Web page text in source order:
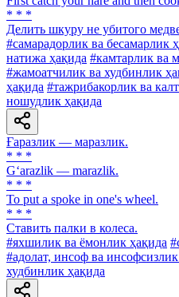
* * *
Делить шкуру не убитого
#самарадорлик ва бесамарлик
натижа ҳақида #камтарлик ва
#жамоатчилик ва худбинлик
ҳақида #тажрибакорлик ва
ношудлик ҳақида
Ғаразлик — маразлик.
* * *
G‘arazlik — marazlik.
* * *
To put a spoke in one's wheel.
* * *
Ставить палки в колеса.
#яхшилик ва ёмонлик ҳақида
#адолат, инсоф ва
худбинлик ҳақида